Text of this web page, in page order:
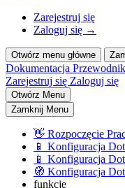
Zarejestruj się
Zaloguj się →
Otwórz menu główne
Dokumentacja
Zarejestruj się Zaloguj się
Otwórz Menu
Zamknij Menu
👋 Rozpoczęcie
📱 Konfiguracja
📱 Konfiguracja
🧭 Konfiguracja
funkcje